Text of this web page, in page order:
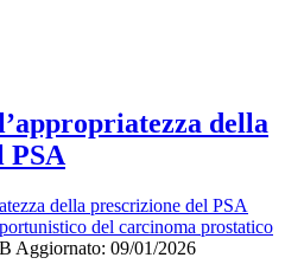
della
PSA
della prescrizione del PSA
del carcinoma prostatico
Aggiornato: 09/01/2026